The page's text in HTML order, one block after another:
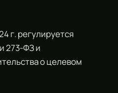
г. регулируется
273-ФЗ и
о целевом